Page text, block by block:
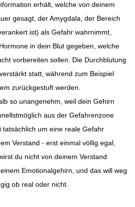
erhält, welche von deinem
gesagt, der Amygdala, der Bereich
ist) als Gefahr wahrnimmt,
in dein Blut gegeben, welche
vorbereiten sollen. Die Durchblutung
statt, während zum Beispiel
zurückgestuft werden.
so unangenehm, weil dein Gehirn
aus der Gefahrenzone
tatsächlich um eine reale Gefahr
Verstand - erst einmal völlig egal,
du nicht von deinem Verstand
Emotionalgehirn, und das will weg
ob real oder nicht.